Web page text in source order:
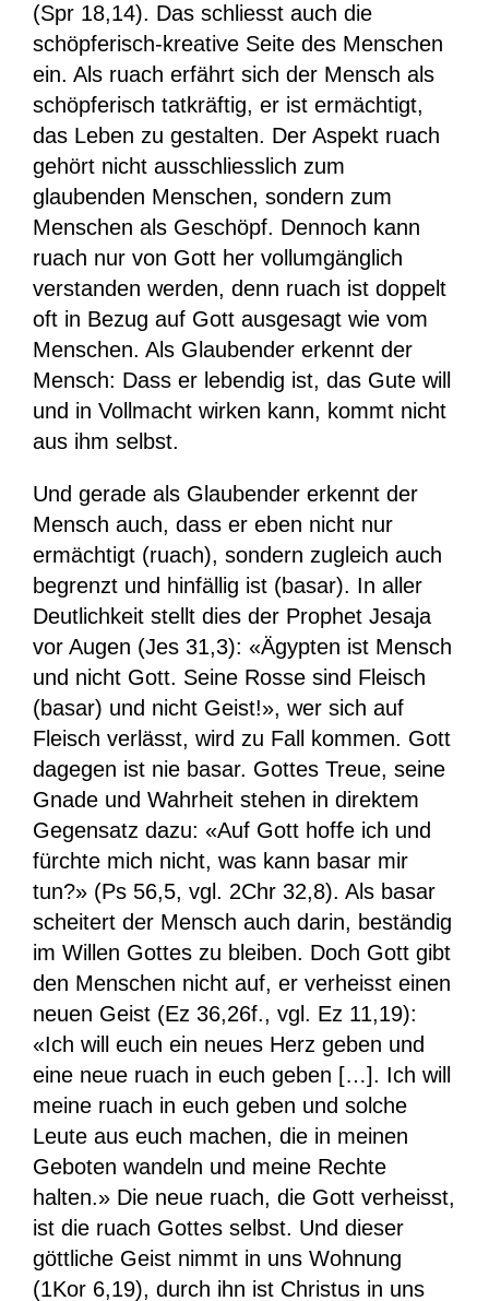
(Spr 18,14). Das schliesst auch die
schöpferisch-kreative Seite des Menschen
ein. Als ruach erfährt sich der Mensch als
schöpferisch tatkräftig, er ist ermächtigt,
das Leben zu gestalten. Der Aspekt ruach
gehört nicht ausschliesslich zum
glaubenden Menschen, sondern zum
Menschen als Geschöpf. Dennoch kann
ruach nur von Gott her vollumgänglich
verstanden werden, denn ruach ist doppelt
oft in Bezug auf Gott ausgesagt wie vom
Menschen. Als Glaubender erkennt der
Mensch: Dass er lebendig ist, das Gute will
und in Vollmacht wirken kann, kommt nicht
aus ihm selbst.
Und gerade als Glaubender erkennt der
Mensch auch, dass er eben nicht nur
ermächtigt (ruach), sondern zugleich auch
begrenzt und hinfällig ist (basar). In aller
Deutlichkeit stellt dies der Prophet Jesaja
vor Augen (Jes 31,3): «Ägypten ist Mensch
und nicht Gott. Seine Rosse sind Fleisch
(basar) und nicht Geist!», wer sich auf
Fleisch verlässt, wird zu Fall kommen. Gott
dagegen ist nie basar. Gottes Treue, seine
Gnade und Wahrheit stehen in direktem
Gegensatz dazu: «Auf Gott hoffe ich und
fürchte mich nicht, was kann basar mir
tun?» (Ps 56,5, vgl. 2Chr 32,8). Als basar
scheitert der Mensch auch darin, beständig
im Willen Gottes zu bleiben. Doch Gott gibt
den Menschen nicht auf, er verheisst einen
neuen Geist (Ez 36,26f., vgl. Ez 11,19):
«Ich will euch ein neues Herz geben und
eine neue ruach in euch geben […]. Ich will
meine ruach in euch geben und solche
Leute aus euch machen, die in meinen
Geboten wandeln und meine Rechte
halten.» Die neue ruach, die Gott verheisst,
ist die ruach Gottes selbst. Und dieser
göttliche Geist nimmt in uns Wohnung
(1Kor 6,19), durch ihn ist Christus in uns